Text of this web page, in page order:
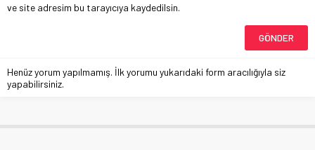
ve site adresim bu tarayıcıya kaydedilsin.
Henüz yorum yapılmamış. İlk yorumu yukarıdaki form aracılığıyla siz
yapabilirsiniz.